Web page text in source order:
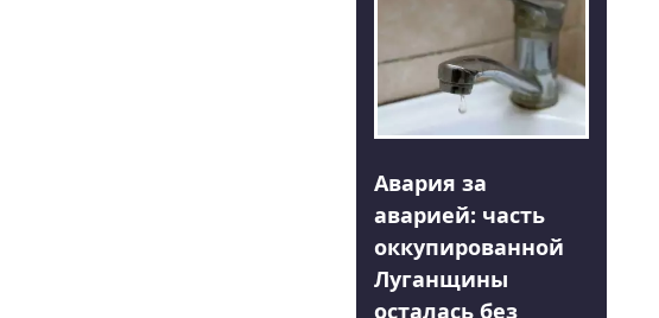
Авария за
аварией: часть
оккупированной
Луганщины
осталась без